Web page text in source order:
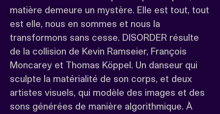
matière demeure un mystère. Elle est tout, tout
est elle, nous en sommes et nous la
transformons sans cesse. DISORDER résulte
de la collision de Kevin Ramseier, François
Moncarey et Thomas Köppel. Un danseur qui
sculpte la matérialité de son corps, et deux
artistes visuels, qui modèle des images et des
sons générées de manière algorithmique. À